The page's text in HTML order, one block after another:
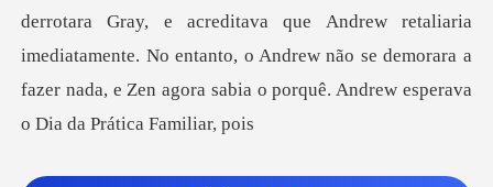
Histórico
Sair
derrotara Gray, e acreditava que Andrew retaliaria
imediatamente. No entan